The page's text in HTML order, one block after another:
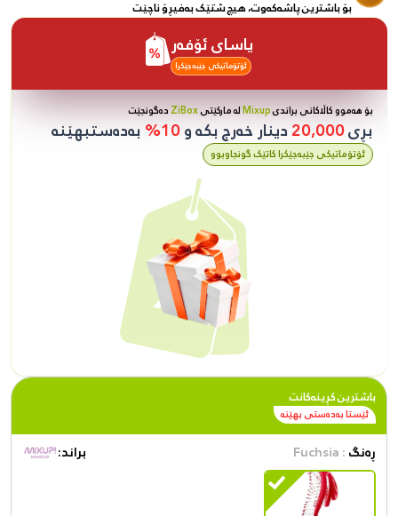
بۆ باشترین پاشەکەوت، هیچ شتێک بەفیڕۆ ناچێت
یاسای ئۆفەر
ئۆتۆماتیکی جێبەجێکرا
بۆ هەموو کاڵاکانی براندیMixupلە مارکێتیZiBox دەگونجێت
بڕی20,000دینار خەرج بکە و10% بەدەستبهێنە
ئۆتۆماتیکی جێبەجێکرا کاتێک گونجاوبوو
باشترین کڕینەکانت
ئێستا بەدەستی بهێنە
ڕەنگ: Fuchsia براند: